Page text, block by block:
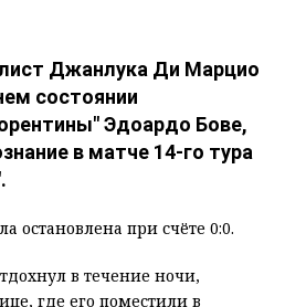
Джанлука Ди Марцио
состоянии
Эдоардо Бове,
в матче 14-го тура
остановлена при счёте 0:0.
в течение ночи,
где его поместили в